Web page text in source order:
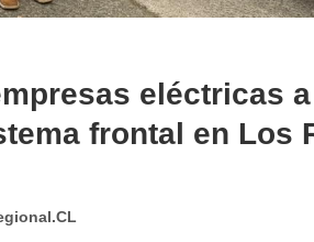
eléctricas
frontal en Los